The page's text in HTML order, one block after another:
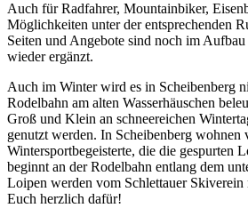
Auch für Radfahrer, Mountainbiker,
Möglichkeiten unter der entsprechenden
Seiten und Angebote sind noch im
wieder ergänzt.
Auch im Winter wird es in Scheibenberg
Rodelbahn am alten Wasserhäuschen
Groß und Klein an schneereichen
genutzt werden. In Scheibenberg wohnen
Wintersportbegeisterte, die die gespurten
beginnt an der Rodelbahn entlang dem
Loipen werden vom Schlettauer Skiverein
Euch herzlich dafür!